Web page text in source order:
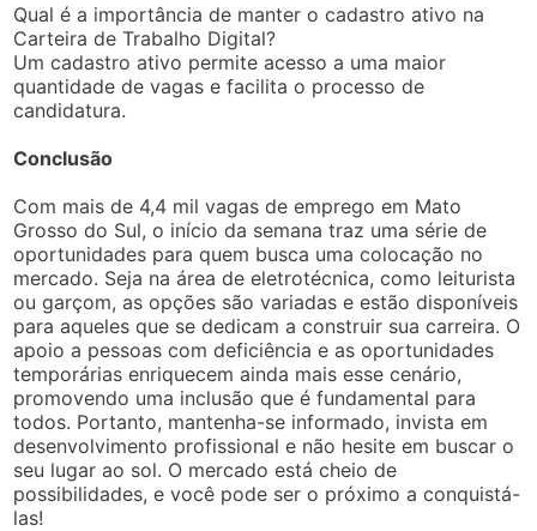
Qual é a importância de manter o cadastro ativo na
Carteira de Trabalho Digital?
Um cadastro ativo permite acesso a uma maior
quantidade de vagas e facilita o processo de
candidatura.
Conclusão
Com mais de 4,4 mil vagas de emprego em Mato
Grosso do Sul, o início da semana traz uma série de
oportunidades para quem busca uma colocação no
mercado. Seja na área de eletrotécnica, como leiturista
ou garçom, as opções são variadas e estão disponíveis
para aqueles que se dedicam a construir sua carreira. O
apoio a pessoas com deficiência e as oportunidades
temporárias enriquecem ainda mais esse cenário,
promovendo uma inclusão que é fundamental para
todos. Portanto, mantenha-se informado, invista em
desenvolvimento profissional e não hesite em buscar o
seu lugar ao sol. O mercado está cheio de
possibilidades, e você pode ser o próximo a conquistá-
las!